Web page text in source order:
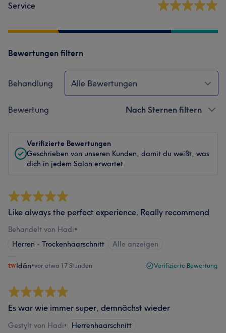
Service
Bewertungen filtern
Behandlung Alle Bewertungen
Bewertung Nach Sternen filtern
Verifizierte Bewertungen
Geschrieben von unseren Kunden, damit du weißt, was
dich in jedem Salon erwartet.
Like always the perfect experience. Really recommend
Behandelt von Hadi•
Herren - Trockenhaarschnitt
Alle anzeigen
Idán•vor etwa 17 Stunden Verifizierte Bewertung
Es war wie immer super, demnächst wieder
Gestylt von Hadi• Herrenhaarschnitt